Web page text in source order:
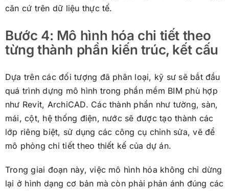
căn cứ trên dữ liệu thực tế.
Bước 4: Mô hình hóa chi tiết theo
từng thành phần kiến trúc, kết cấu
Dựa trên các đối tượng đã phân loại, kỹ sư sẽ bắt đầu
quá trình dựng mô hình trong phần mềm BIM phù hợp
như Revit, ArchiCAD. Các thành phần như tường, sàn,
mái, cột, hệ thống điện, nước sẽ được tạo thành các
lớp riêng biệt, sử dụng các công cụ chỉnh sửa, vẽ để
mô phỏng chi tiết theo thiết kế của dự án.
Trong giai đoạn này, việc mô hình hóa không chỉ dừng
lại ở hình dạng cơ bản mà còn phải phản ánh đúng các